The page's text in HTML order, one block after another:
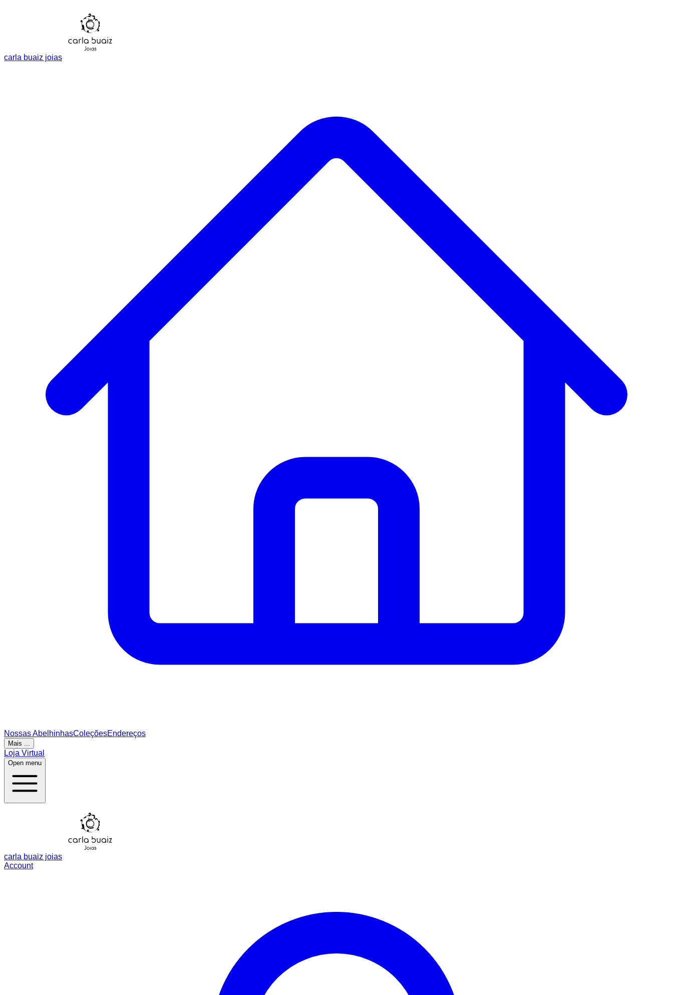
carla buaiz joias
Nossas AbelhinhasColeçõesEndereços
Mais ...
Loja Virtual
Open menu
carla buaiz joias
Account